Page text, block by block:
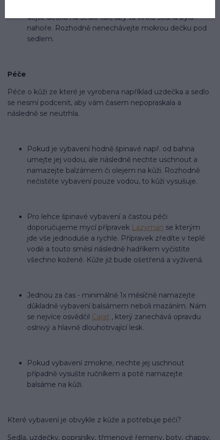
dejte dečku na sedlo tak, aby ta vlhká strana byla
nahoře. Rozhodně nenechávejte mokrou dečku pod
sedlem.
Péče
Péče o kůži ze které je vyrobena například uzdečka a sedlo
se nesmí podcenit, aby vám časem nepopraskala a
následně se neutrhla.
Pokud je vybavení hodně špinavé např. od bahna
umejte jej vodou, ale následně nechte uschnout a
namazejte balzámem či olejem na kůži. Rozhodně
nečistěte vybavení pouze vodou, to kůži vysušuje.
Pro lehce špinavé vybavení a častou péči
doporučujeme mycí přípravek Lazyman se kterým
jde vše jednoduše a rychle. Přípravek zředíte v teplé
vodě a touto směsí následně hadříkem vyčistíte
všechno kožené. Kůže již bude ošetřená a vyživená.
Jednou za čas - minimálně 1x měsíčně namazejte
důkladně vybavení balsámem neboli mazáním. Nám
se nejvíce osvědčil Carat , který zanechává opravdu
oslnivý a hlavně dlouhotrvající lesk.
Pokud vybavení zmokne, nechte jej uschnout
případně vysušte ručníkem a poté namazejte
balsáme na kůži.
Které vybavení je obvykle z kůže a potřebuje péči?
Sedla, uzdečky, poprsníky, třmenové řemeny, boty, chapsy,